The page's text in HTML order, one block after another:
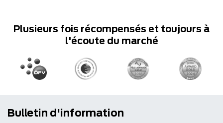
Plusieurs fois récompensés et toujours à
l'écoute du marché
Bulletin d'information